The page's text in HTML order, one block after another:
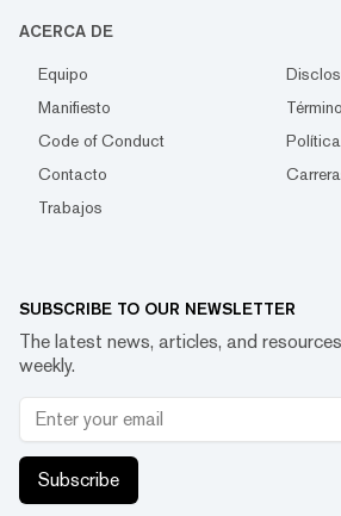
ACERCA DE
Equipo
Manifiesto
Code of Conduct
Contacto
Trabajos
SUBSCRIBE TO OUR NEWSLETTER
The latest news, articles, and
weekly.
Subscribe